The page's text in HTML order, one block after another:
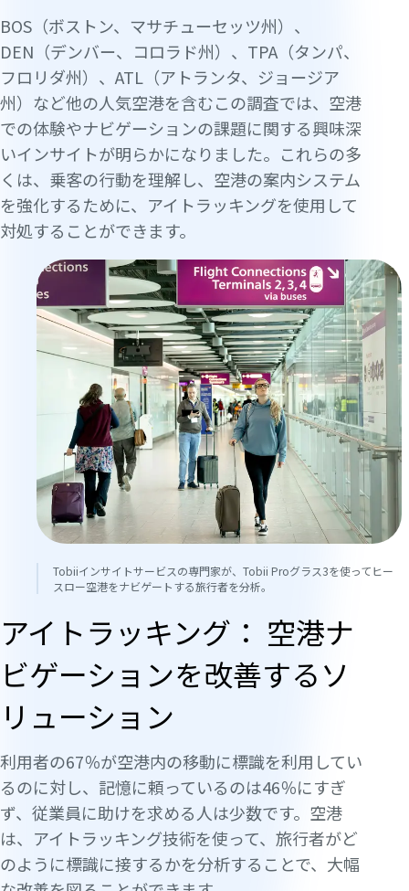
BOS（ボストン、マサチューセッツ州）、
DEN（デンバー、コロラド州）、TPA（タンパ、
フロリダ州）、ATL（アトランタ、ジョージア
州）など他の人気空港を含むこの調査では、空港
での体験やナビゲーションの課題に関する興味深
いインサイトが明らかになりました。これらの多
くは、乗客の行動を理解し、空港の案内システム
を強化するために、アイトラッキングを使用して
対処することができます。
Tobiiインサイトサービスの専門家が、Tobii Proグラス3を使ってヒー
スロー空港をナビゲートする旅行者を分析。
アイトラッキング： 空港ナ
ビゲーションを改善するソ
リューション
利用者の67％が空港内の移動に標識を利用してい
るのに対し、記憶に頼っているのは46％にすぎ
ず、従業員に助けを求める人は少数です。空港
は、アイトラッキング技術を使って、旅行者がど
のように標識に接するかを分析することで、大幅